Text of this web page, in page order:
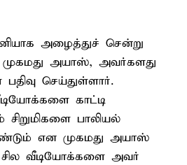
அழைத்துச் சென்று
முகமது அயாஸ், அவர்களது
செய்துள்ளார்.
காட்டி
பாலியல்
என முகமது அயாஸ்
சில வீடியோக்களை அவர்